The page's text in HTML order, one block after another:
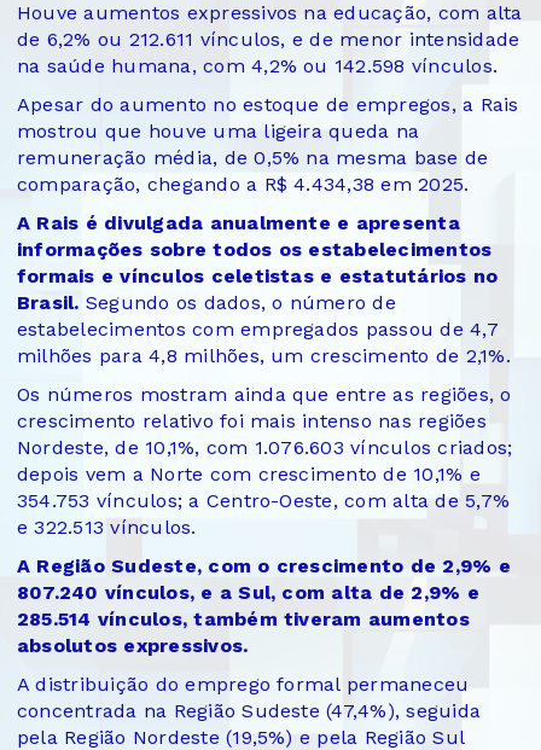
Houve aumentos expressivos na educação, com alta
de 6,2% ou 212.611 vínculos, e de menor intensidade
na saúde humana, com 4,2% ou 142.598 vínculos.
Apesar do aumento no estoque de empregos, a Rais
mostrou que houve uma ligeira queda na
remuneração média, de 0,5% na mesma base de
comparação, chegando a R$ 4.434,38 em 2025.
A Rais é divulgada anualmente e apresenta
informações sobre todos os estabelecimentos
formais e vínculos celetistas e estatutários no
Brasil. Segundo os dados, o número de
estabelecimentos com empregados passou de 4,7
milhões para 4,8 milhões, um crescimento de 2,1%.
Os números mostram ainda que entre as regiões, o
crescimento relativo foi mais intenso nas regiões
Nordeste, de 10,1%, com 1.076.603 vínculos criados;
depois vem a Norte com crescimento de 10,1% e
354.753 vínculos; a Centro-Oeste, com alta de 5,7%
e 322.513 vínculos.
A Região Sudeste, com o crescimento de 2,9% e
807.240 vínculos, e a Sul, com alta de 2,9% e
285.514 vínculos, também tiveram aumentos
absolutos expressivos.
A distribuição do emprego formal permaneceu
concentrada na Região Sudeste (47,4%), seguida
pela Região Nordeste (19,5%) e pela Região Sul